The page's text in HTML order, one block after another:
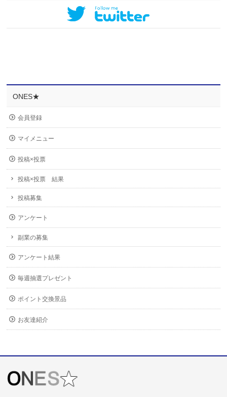
ONES★
会員登録
マイメニュー
投稿×投票
投稿×投票 結果
投稿募集
アンケート
副業の募集
アンケート結果
毎週抽選プレゼント
ポイント交換景品
お友達紹介